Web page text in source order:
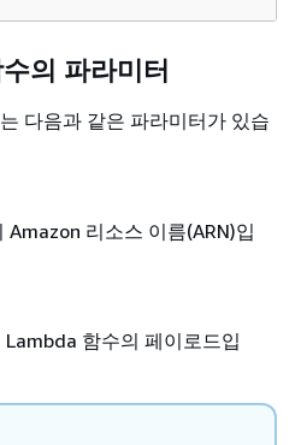
의 파라미터
다음과 같은 파라미터가 있습
리소스 이름(ARN)입
함수의 페이로드입